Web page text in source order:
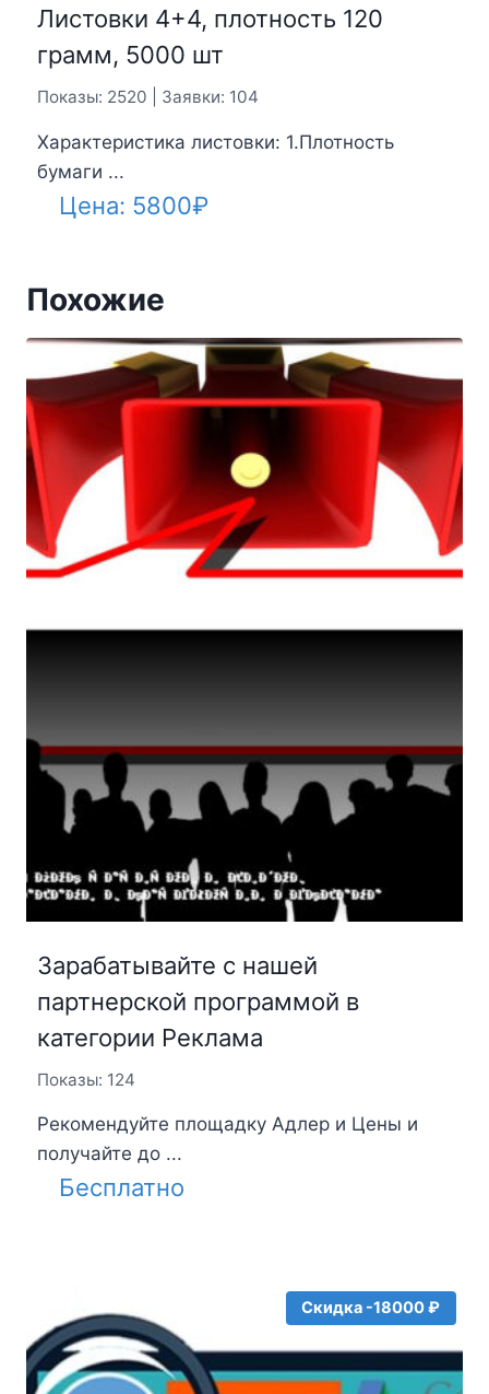
Листовки 4+4, плотность 120
грамм, 5000 шт
Показы: 2520 | Заявки: 104
Характеристика листовки: 1.Плотность
бумаги ...
Цена: 5800₽
Похожие
Зарабатывайте с нашей
партнерской программой в
категории Реклама
Показы: 124
Рекомендуйте площадку Адлер и Цены и
получайте до ...
Бесплатно
Скидка -18000 ₽